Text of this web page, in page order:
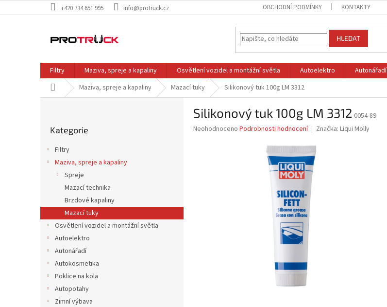
na
+420 734 651 995 info@protruck.cz OBCHODNÍ PODMÍNKY KONTAKTY
HLEDAT
Filtry Maziva, spreje a kapaliny Osvětlení vozidel a montážní světla Autoelektro Autonářadí
Domů Maziva, spreje a kapaliny Mazací tuky Silikonový tuk 100g LM 3312
a
n
kategorie
Kategorie
Filtry
Maziva, spreje a kapaliny
Spreje
Mazací technika
Brzdové kapaliny
Mazací tuky
Osvětlení vozidel a montážní světla
Autoelektro
Autonářadí
Autokosmetika
Poklice na kola
Autopotahy
Zimní výbava
Silikonový tuk 100g LM 3312 0054-89
Průměrné
Neohodnoceno Podrobnosti hodnocení Značka: Liqui Molly